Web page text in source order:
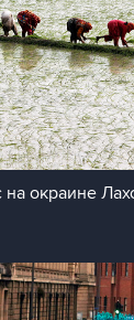
окраине